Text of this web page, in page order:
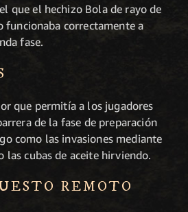
que el hechizo Bola de rayo de
funcionaba correctamente a
fase.
que permitía a los jugadores
de la fase de preparación
como las invasiones mediante
las cubas de aceite hirviendo.
REMOTO